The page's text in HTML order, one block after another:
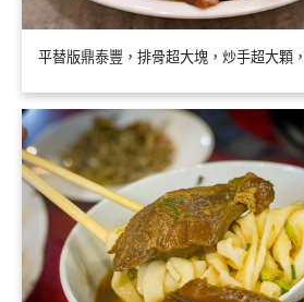
平替版鼎泰豐，排骨超大塊，炒手超大顆